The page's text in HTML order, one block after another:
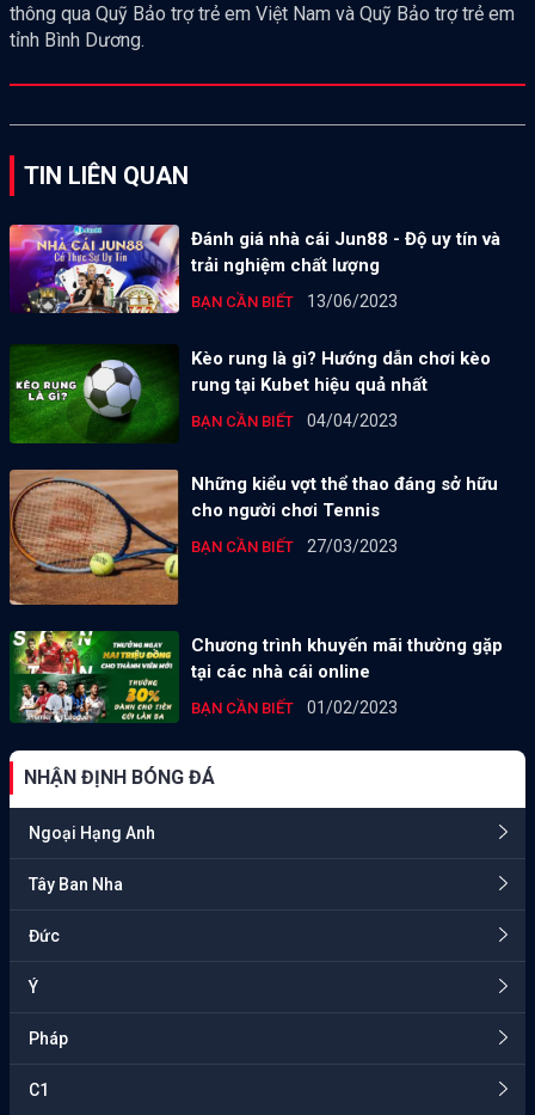
thông qua Quỹ Bảo trợ trẻ em Việt Nam và Quỹ Bảo trợ trẻ em
tỉnh Bình Dương.
TIN LIÊN QUAN
Đánh giá nhà cái Jun88 - Độ uy tín và
trải nghiệm chất lượng
BẠN CẦN BIẾT 13/06/2023
Kèo rung là gì? Hướng dẫn chơi kèo
rung tại Kubet hiệu quả nhất
BẠN CẦN BIẾT 04/04/2023
Những kiểu vợt thể thao đáng sở hữu
cho người chơi Tennis
BẠN CẦN BIẾT 27/03/2023
Chương trình khuyến mãi thường gặp
tại các nhà cái online
BẠN CẦN BIẾT 01/02/2023
NHẬN ĐỊNH BÓNG ĐÁ
Ngoại Hạng Anh
Tây Ban Nha
Đức
Ý
Pháp
C1